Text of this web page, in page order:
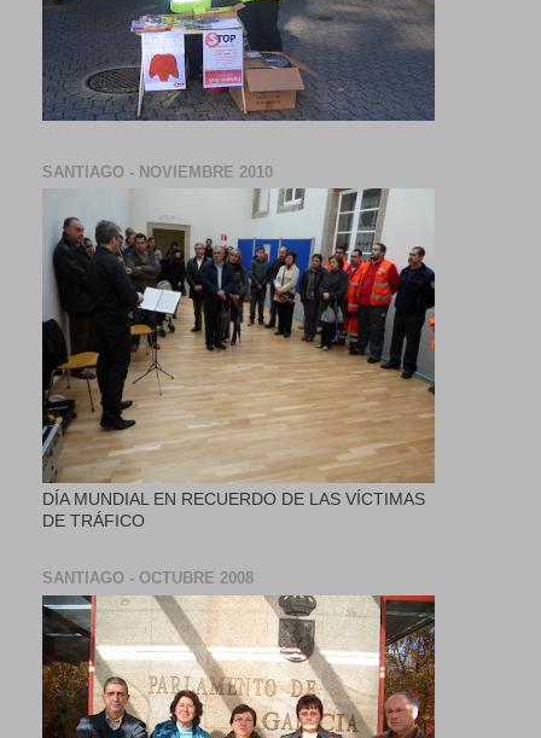
SANTIAGO - NOVIEMBRE 2010
DÍA MUNDIAL EN RECUERDO DE LAS VÍCTIMAS
DE TRÁFICO
SANTIAGO - OCTUBRE 2008